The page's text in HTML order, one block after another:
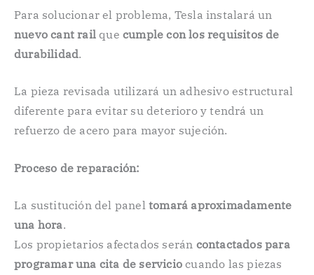
Para solucionar el problema, Tesla instalará un
nuevo cant rail que cumple con los requisitos de
durabilidad.
La pieza revisada utilizará un adhesivo estructural
diferente para evitar su deterioro y tendrá un
refuerzo de acero para mayor sujeción.
Proceso de reparación:
La sustitución del panel tomará aproximadamente
una hora.
Los propietarios afectados serán contactados para
programar una cita de servicio cuando las piezas